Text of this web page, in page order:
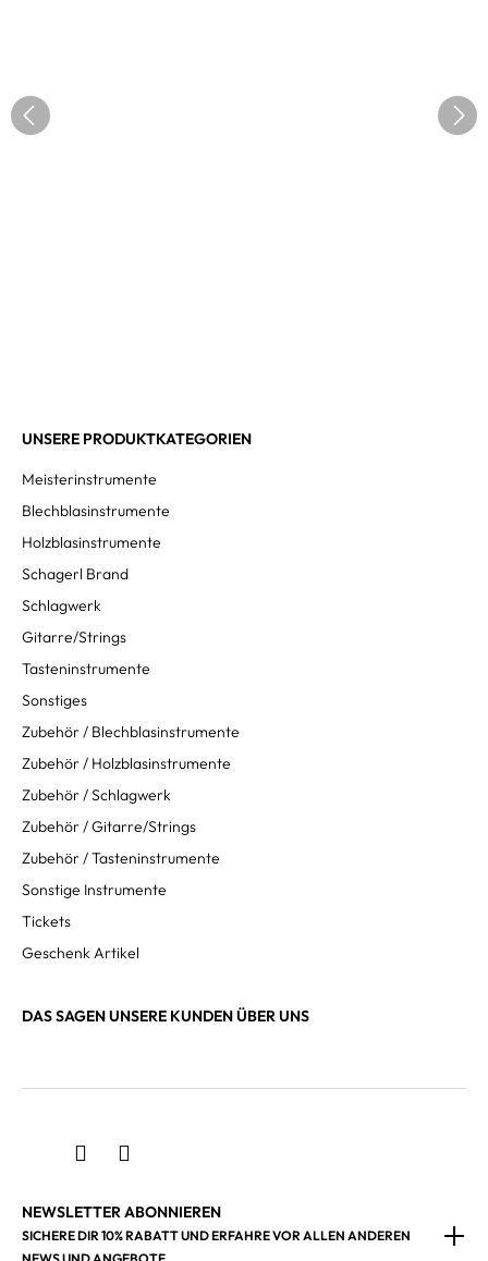
UNSERE PRODUKTKATEGORIEN
Meisterinstrumente
Blechblasinstrumente
Holzblasinstrumente
Schagerl Brand
Schlagwerk
Gitarre/Strings
Tasteninstrumente
Sonstiges
Zubehör / Blechblasinstrumente
Zubehör / Holzblasinstrumente
Zubehör / Schlagwerk
Zubehör / Gitarre/Strings
Zubehör / Tasteninstrumente
Sonstige Instrumente
Tickets
Geschenk Artikel
DAS SAGEN UNSERE KUNDEN ÜBER UNS
NEWSLETTER ABONNIEREN
SICHERE DIR 10% RABATT UND ERFAHRE VOR ALLEN ANDEREN